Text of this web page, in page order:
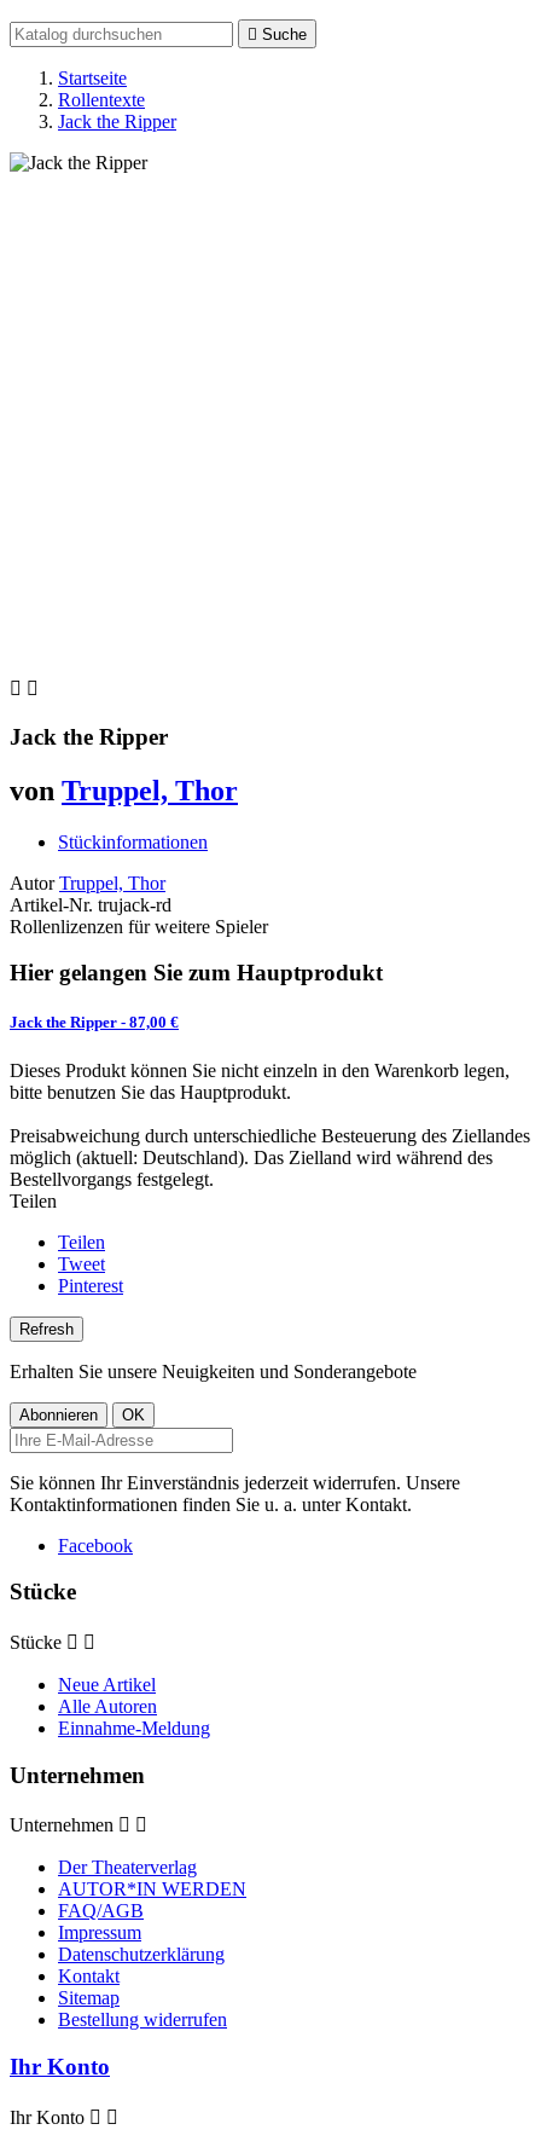
 Suche
Startseite
Rollentexte
Jack the Ripper
 
Jack the Ripper
von Truppel, Thor
Stückinformationen
Autor Truppel, Thor
Artikel-Nr. trujack-rd
Rollenlizenzen für weitere Spieler
Hier gelangen Sie zum Hauptprodukt
Jack the Ripper - 87,00 €
Dieses Produkt können Sie nicht einzeln in den Warenkorb legen,
bitte benutzen Sie das Hauptprodukt.
Preisabweichung durch unterschiedliche Besteuerung des Ziellandes
möglich (aktuell: Deutschland). Das Zielland wird während des
Bestellvorgangs festgelegt.
Teilen
Teilen
Tweet
Pinterest
Erhalten Sie unsere Neuigkeiten und Sonderangebote
Sie können Ihr Einverständnis jederzeit widerrufen. Unsere
Kontaktinformationen finden Sie u. a. unter Kontakt.
Facebook
Stücke
Stücke  
Neue Artikel
Alle Autoren
Einnahme-Meldung
Unternehmen
Unternehmen  
Der Theaterverlag
AUTOR*IN WERDEN
FAQ/AGB
Impressum
Datenschutzerklärung
Kontakt
Sitemap
Bestellung widerrufen
Ihr Konto
Ihr Konto  